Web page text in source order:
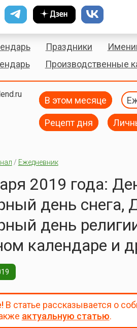
Праздники
Производственные
В этом месяце
Рецепт дня
/ Ежедневник
2019 года:
день снега,
день
календаре и
В статье рассказывается о
актуальную статью.